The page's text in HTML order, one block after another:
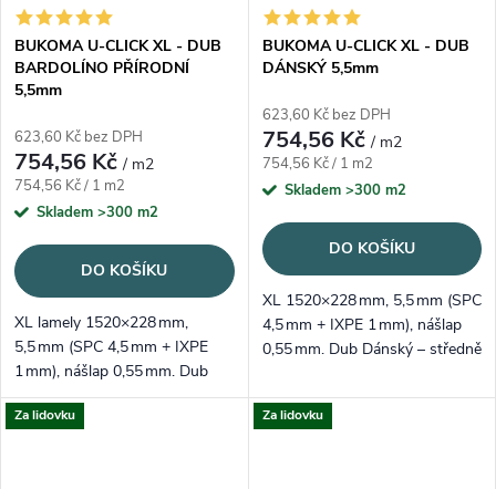
BUKOMA U-CLICK XL - DUB
BARDOLÍNO PŘÍRODNÍ
5,5mm
623,60 Kč bez DPH
754,56 Kč/ m2
Měrná cena:
754,56 Kč / 1 m2
Skladem >300 m2
DO KOŠÍKU
XL lamely 1520×228 mm,
5,5 mm (SPC 4,5 mm + IXPE
1 mm), nášlap 0,55 mm. Dub
Bardolíno Přírodní – nadčasový,
světle přírodní dekor;
BUKOMA U-CLICK XL - DUB
DÁNSKÝ 5,5mm
623,60 Kč bez DPH
754,56 Kč/ m2
Měrná cena:
754,56 Kč / 1 m2
Skladem >300 m2
DO KOŠÍKU
XL 1520×228 mm, 5,5 mm (SPC
4,5 mm + IXPE 1 mm), nášlap
0,55 mm. Dub Dánský – středně
pro skandinávsky laděné
prostory.
Za lidovku Za lidovku